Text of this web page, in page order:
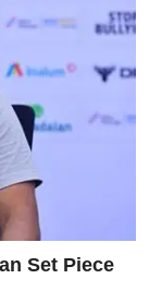
Set Piece